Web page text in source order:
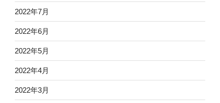
2022年7月
2022年6月
2022年5月
2022年4月
2022年3月